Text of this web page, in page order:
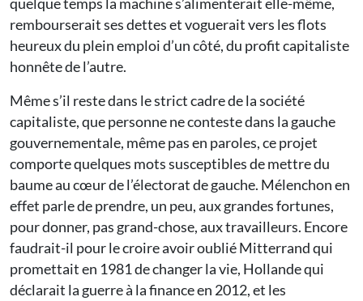
rembourserait ses dettes et voguerait vers les flots
heureux du plein emploi d’un côté, du profit capitaliste
honnête de l’autre.
Même s’il reste dans le strict cadre de la société
capitaliste, que personne ne conteste dans la gauche
gouvernementale, même pas en paroles, ce projet
comporte quelques mots susceptibles de mettre du
baume au cœur de l’électorat de gauche. Mélenchon en
effet parle de prendre, un peu, aux grandes fortunes,
pour donner, pas grand-chose, aux travailleurs. Encore
faudrait-il pour le croire avoir oublié Mitterrand qui
promettait en 1981 de changer la vie, Hollande qui
déclarait la guerre à la finance en 2012, et les